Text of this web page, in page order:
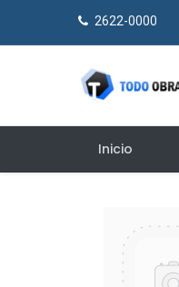
2622-0000​
Inicio